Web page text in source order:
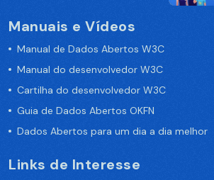
Manuais e Vídeos
Manual de Dados Abertos W3C
Manual do desenvolvedor W3C
Cartilha do desenvolvedor W3C
Guia de Dados Abertos OKFN
Dados Abertos para um dia a dia melhor
Links de Interesse